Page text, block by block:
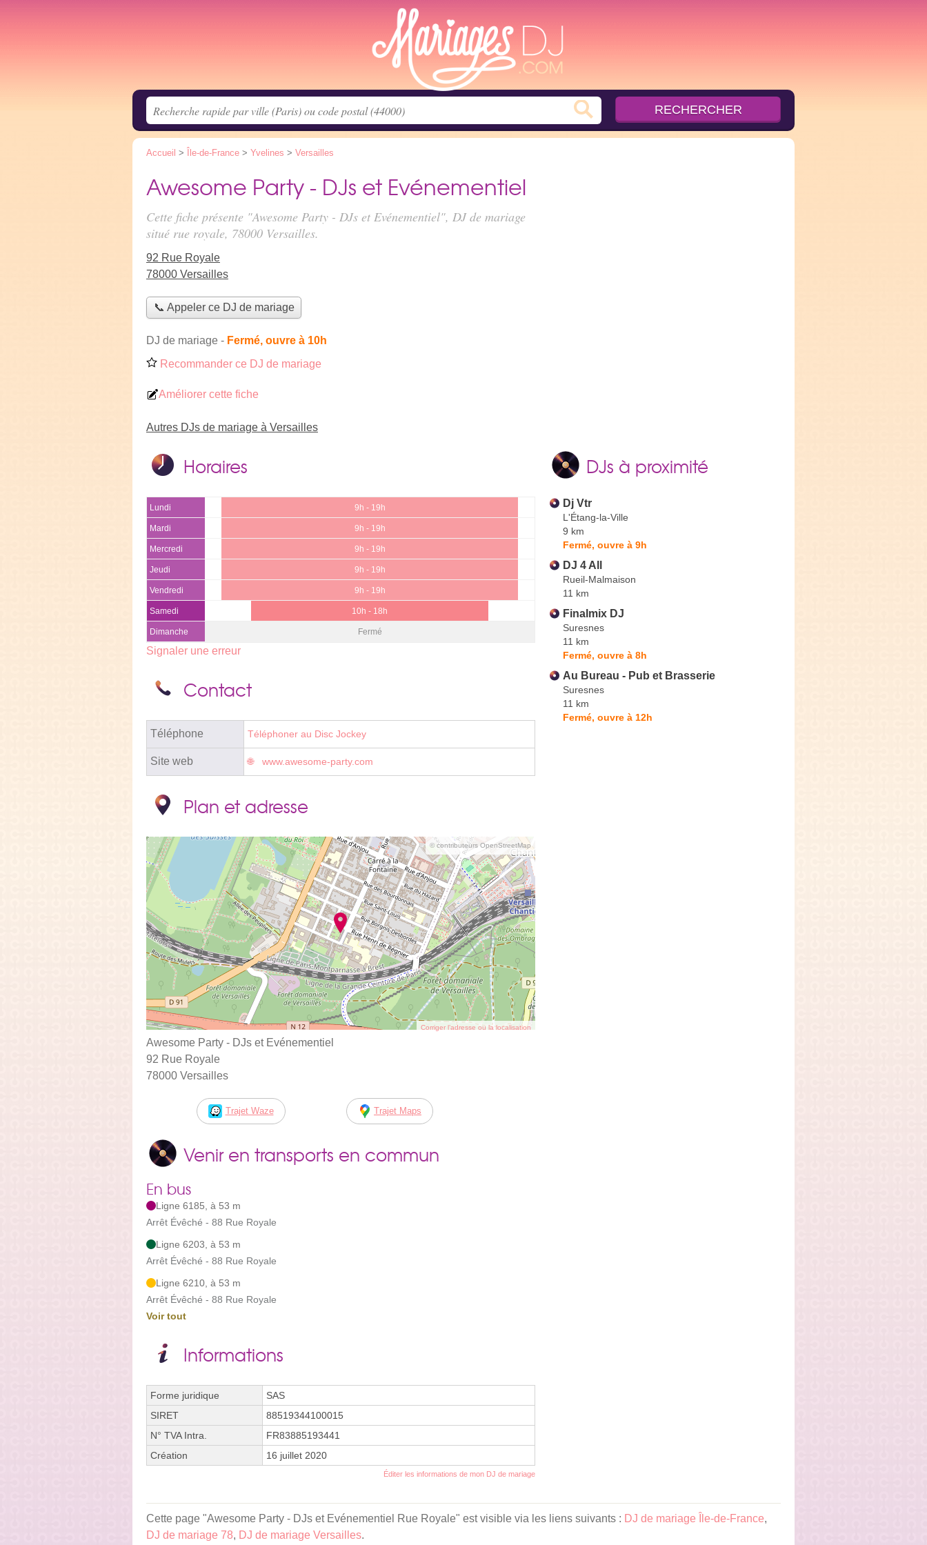
Accueil > Île-de-France > Yvelines > Versailles
Awesome Party - DJs et Evénementiel
Cette fiche présente "Awesome Party - DJs et Evénementiel", DJ de mariage
situé rue royale, 78000 Versailles.
92 Rue Royale
78000 Versailles
📞 Appeler ce DJ de mariage
DJ de mariage - Fermé, ouvre à 10h
Recommander ce DJ de mariage
Améliorer cette fiche
Autres DJs de mariage à Versailles
Horaires
Lundi 9h - 19h
Mardi 9h - 19h
Mercredi 9h - 19h
Jeudi 9h - 19h
Vendredi 9h - 19h
Samedi 10h - 18h
Dimanche Fermé
Signaler une erreur
Contact
Téléphone Téléphoner au Disc Jockey
Site web www.awesome-party.com
Plan et adresse
© contributeurs OpenStreetMap
Corriger l’adresse ou la localisation
Awesome Party - DJs et Evénementiel
92 Rue Royale
78000 Versailles
Trajet Waze Trajet Maps
Venir en transports en commun
En bus
Ligne 6185, à 53 m
Arrêt Évêché - 88 Rue Royale
Ligne 6203, à 53 m
Arrêt Évêché - 88 Rue Royale
Ligne 6210, à 53 m
Arrêt Évêché - 88 Rue Royale
Voir tout
Informations
Forme juridique
SAS
SIRET
88519344100015
N° TVA Intra.
FR83885193441
Création
16 juillet 2020
Éditer les informations de mon DJ de mariage
DJs à proximité
Dj Vtr
L'Étang-la-Ville
9 km
Fermé, ouvre à 9h
DJ 4 All
Rueil-Malmaison
11 km
Finalmix DJ
Suresnes
11 km
Fermé, ouvre à 8h
Au Bureau - Pub et Brasserie
Suresnes
11 km
Fermé, ouvre à 12h
Cette page "Awesome Party - DJs et Evénementiel Rue Royale" est visible via les liens suivants : DJ de mariage Île-de-France,
DJ de mariage 78, DJ de mariage Versailles.